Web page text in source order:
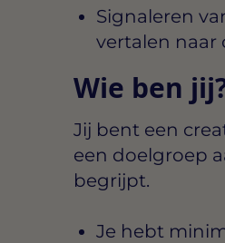
Signaleren
vertalen naar
Wie ben
Jij bent een
een doelgroep
begrijpt.
Je hebt